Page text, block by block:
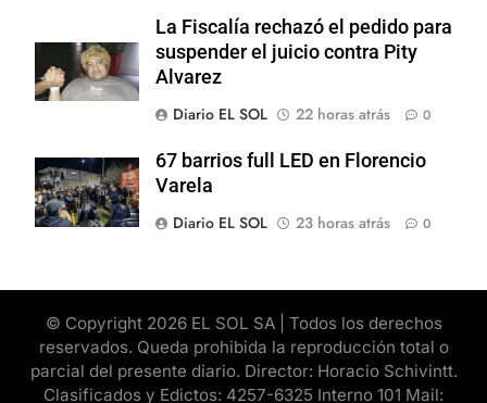
La Fiscalía rechazó el pedido para
suspender el juicio contra Pity
Alvarez
Diario EL SOL
22 horas atrás 0
67 barrios full LED en Florencio
Varela
Diario EL SOL
23 horas atrás 0
© Copyright 2026 EL SOL SA | Todos los derechos
reservados. Queda prohibida la reproducción total o
parcial del presente diario. Director: Horacio Schivintt.
Clasificados y Edictos: 4257-6325 Interno 101 Mail: